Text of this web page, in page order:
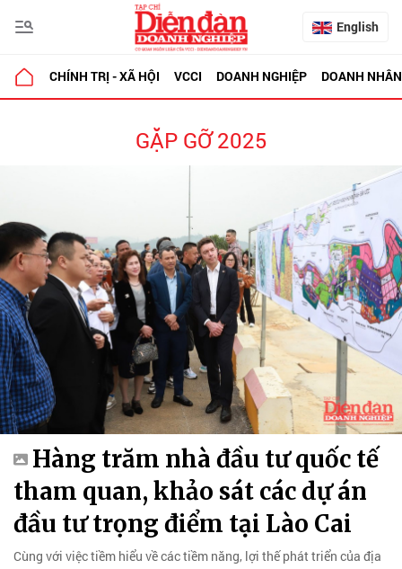
English
CHÍNH TRỊ - XÃ HỘI VCCI DOANH NGHIỆP DOANH NHÂN
GẶP GỠ 2025
Hàng trăm nhà đầu tư quốc tế
tham quan, khảo sát các dự án
đầu tư trọng điểm tại Lào Cai
Cùng với việc tiềm hiểu về các tiềm năng, lợi thế phát triển của địa